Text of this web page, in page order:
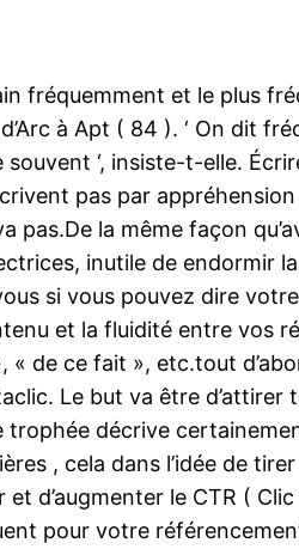
fréquemment et le plus
à Apt ( 84 ). ‘ On dit
‘, insiste-t-elle.
pas par
pas.De la même façon
inutile de endormir
si vous pouvez dire
et la fluidité entre vos
« de ce fait », etc.tout
Le but va être
décrive
, cela dans l’idée de
d’augmenter le CTR (
pour votre